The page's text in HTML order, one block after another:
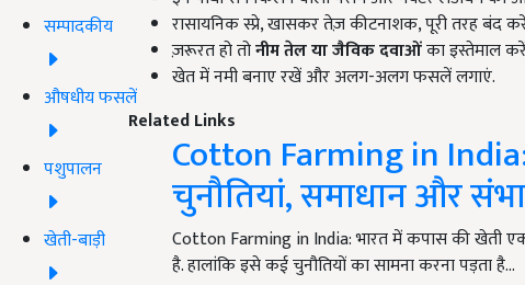
सम्पादकीय
औषधीय फसलें
पशुपालन
खेती-बाड़ी
रासायनिक स्प्रे, खासकर तेज़ कीटनाशक, पूरी तरह बंद
ज़रूरत हो तोनीम तेल या जैविक दवाओंका इस्तेमाल
खेत में नमी बनाए रखें और अलग-अलग फसलें लगाएं.
Related Links
Cotton Farming in
चुनौतियां, समाधान और
Cotton Farming in India: भारत में कपास की खेती
है. हालांकि इसे कई चुनौतियों का सामना करना पड़ता है…